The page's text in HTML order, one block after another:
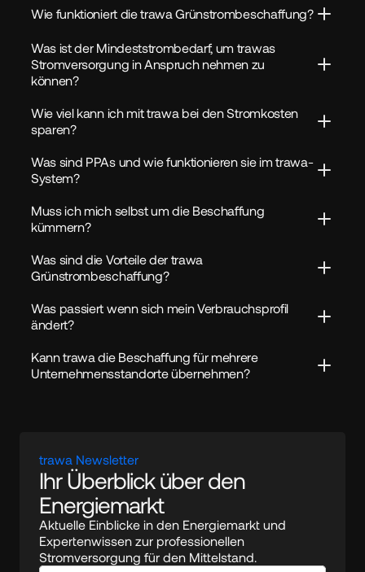
Wie funktioniert die trawa Grünstrombeschaffung?
Was ist der Mindeststrombedarf, um trawas
Stromversorgung in Anspruch nehmen zu
können?
Wie viel kann ich mit trawa bei den Stromkosten
sparen?
Was sind PPAs und wie funktionieren sie im trawa-
System?
Muss ich mich selbst um die Beschaffung
kümmern?
Was sind die Vorteile der trawa
Grünstrombeschaffung?
Was passiert wenn sich mein Verbrauchsprofil
ändert?
Kann trawa die Beschaffung für mehrere
Unternehmensstandorte übernehmen?
trawa Newsletter
Ihr Überblick über den
Energiemarkt
Aktuelle Einblicke in den Energiemarkt und
Expertenwissen zur professionellen
Stromversorgung für den Mittelstand.